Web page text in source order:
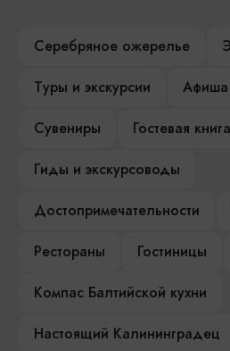
Серебряное ожерелье
Туры и экскурсии
Афиша
Сувениры
Гостевая книга
Гиды и экскурсоводы
Достопримечательности
Рестораны
Гостиницы
Компас Балтийской кухни
Настоящий Калининградец